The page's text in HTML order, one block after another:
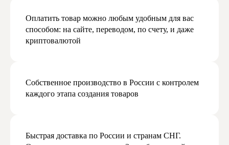
Оплатить товар можно любым удобным для вас
способом: на сайте, переводом, по счету, и даже
криптовалютой
Собственное производство в России с контролем
каждого этапа создания товаров
Быстрая доставка по России и странам СНГ.